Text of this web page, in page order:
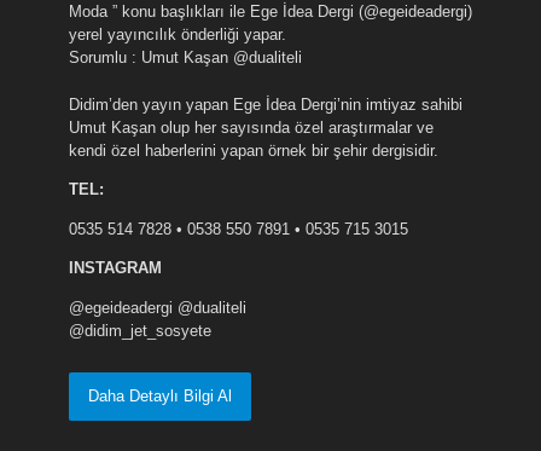
Moda ” konu başlıkları ile Ege İdea Dergi (@egeideadergi)
yerel yayıncılık önderliği yapar.
Sorumlu : Umut Kaşan @dualiteli
Didim’den yayın yapan Ege İdea Dergi’nin imtiyaz sahibi
Umut Kaşan olup her sayısında özel araştırmalar ve
kendi özel haberlerini yapan örnek bir şehir dergisidir.
TEL:
0535 514 7828 • 0538 550 7891 • 0535 715 3015
INSTAGRAM
@egeideadergi @dualiteli
@didim_jet_sosyete
Daha Detaylı Bilgi Al